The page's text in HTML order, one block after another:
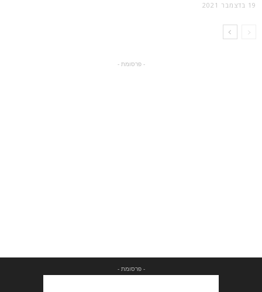
19 בדצמבר 2021
- פרסומת -
- פרסומת -